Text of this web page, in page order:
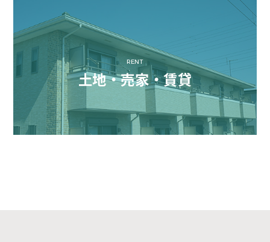
RENT
土地・売家・賃貸